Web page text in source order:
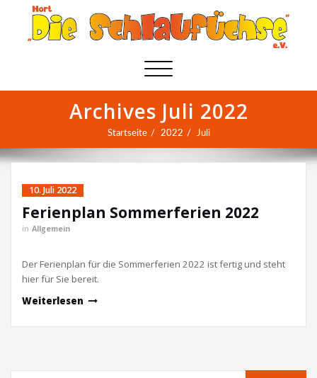
Schalte
Archives Juli 2022
Startseite 2022 Juli
10. Juli 2022
Ferienplan Sommerferien 2022
in Allgemein
Der Ferienplan für die Sommerferien 2022 ist fertig und steht
hier für Sie bereit.
Weiterlesen